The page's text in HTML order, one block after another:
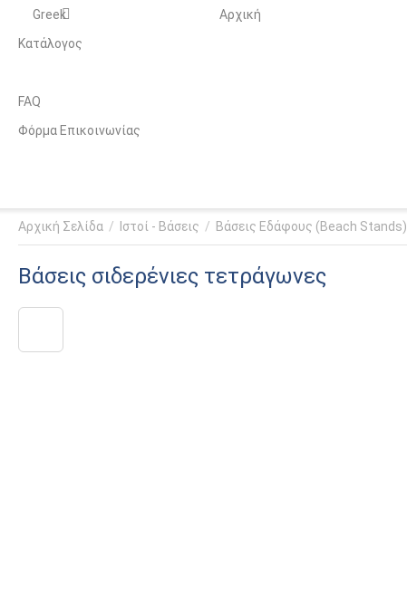
Greek
Αρχική
Κατάλογος
FAQ
Φόρμα Επικοινωνίας
Αρχική Σελίδα / Ιστοί - Βάσεις / Βάσεις Εδάφους (Beach Stands)
Βάσεις σιδερένιες τετράγωνες